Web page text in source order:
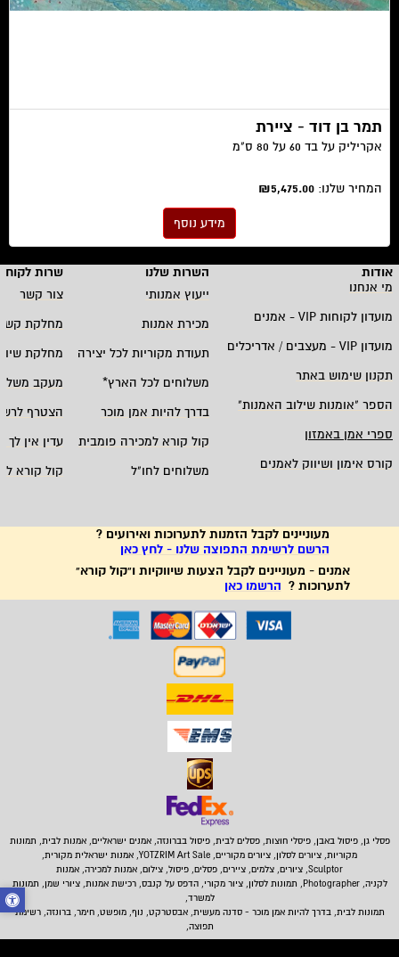
תמר בן דוד - ציירת
אקריליק על בד 60 על 80 ס"מ
המחיר שלנו: ₪5,475.00
מידע נוסף
פסלי גן, פיסול באבן,פיסלי חוצות, פסלים לבית,פיסול בברונזה, אמנים ישראליים, אמנות לבית, תמונות
מקוריות, ציורים לסלון, ציורים מקוריים, YOTZRIM Art Sale, אמנות ישראלית מקורית,
Sculptor, ציורים, צלמים, ציירים, פסלים, פיסול, צילום, אמנות למכירה, אמנות
לקניה, Photographer, תמונות לסלון, ציור מקורי, הדפס על קנבס, רכישת אמנות, ציורי שמן, תמונות
למשרד,
תמונות לבית, בדרך להיות אמן מוכר - סדנה מעשית, אבסטרקט, נוף, מופשט, חימר, ברונזה, רשימת
תפוצה,
אודות השרות שלנו
שרות
מי אנחנו
ייעוץ אמנותי
צור קשר
מועדון לקוחותVIP - אמנים מכירת אמנות
מחלקת
מועדון
מעצבים / אדריכלים תעודת מקוריות לכל יצירה
מחלקת
תקנון שימוש באתר
משלוחים לכל הארץ*
מעקב
הספר "אומנות שילוב האמנות" בדרך להיות אמן מוכר
הצטרף
ספרי אמן באמזון
קול קורא למכירה פומבית
עדין אין לך
קורס אימון ושיווק לאמנים
משלוחים לחו"ל קול קורא
מעוניינים לקבל הזמנות לתערוכות ואירועים ?
הרשם לרשימת התפוצה שלנו - לחץ כאן
אמנים - מעוניינים לקבל הצעות שיווקיות ו"קול קורא"
לתערוכות ? הרשמו כאן